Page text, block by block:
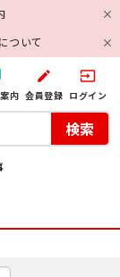
ついて
内
create
会員登録
input
ログイン
検索